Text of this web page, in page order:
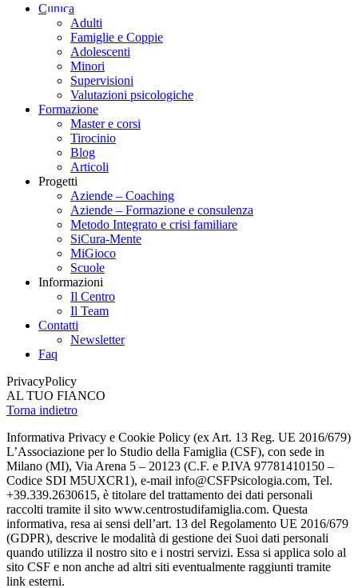
Clinica
Adulti
Famiglie e Coppie
Adolescenti
Minori
Supervisioni
Valutazioni psicologiche
Formazione
Master e corsi
Tirocinio
Blog
Articoli
Progetti
Aziende – Coaching
Aziende – Formazione e consulenza
Metodo Integrato e crisi familiare
SiCura-Mente
MiGioco
Scuole
Informazioni
Il Centro
Il Team
Contatti
Newsletter
Faq
PrivacyPolicy
AL TUO FIANCO
Torna indietro
Informativa Privacy e Cookie Policy (ex Art. 13 Reg. UE 2016/679)
L’Associazione per lo Studio della Famiglia (CSF), con sede in
Milano (MI), Via Arena 5 – 20123 (C.F. e P.IVA 97781410150 –
Codice SDI M5UXCR1), e-mail info@CSFPsicologia.com, Tel.
+39.339.2630615, è titolare del trattamento dei dati personali
raccolti tramite il sito www.centrostudifamiglia.com. Questa
informativa, resa ai sensi dell’art. 13 del Regolamento UE 2016/679
(GDPR), descrive le modalità di gestione dei Suoi dati personali
quando utilizza il nostro sito e i nostri servizi. Essa si applica solo al
sito CSF e non anche ad altri siti eventualmente raggiunti tramite
link esterni.